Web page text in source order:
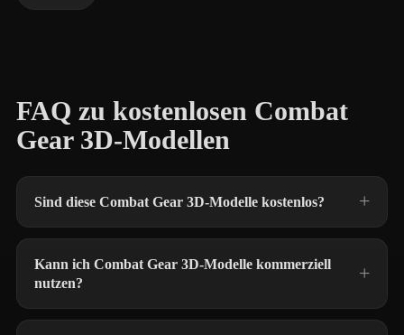
FAQ zu kostenlosen Combat
Gear 3D-Modellen
Sind diese Combat Gear 3D-Modelle kostenlos?
Kann ich Combat Gear 3D-Modelle kommerziell
nutzen?